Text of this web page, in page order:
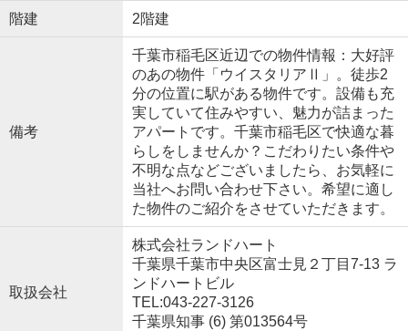
階建 2階建
備考
千葉市稲毛区近辺での物件情報：大好評
のあの物件「ウイスタリアⅡ」。徒歩2
分の位置に駅がある物件です。設備も充
実していて住みやすい、魅力が詰まった
アパートです。千葉市稲毛区で快適な暮
らしをしませんか？こだわりたい条件や
不明な点などございましたら、お気軽に
当社へお問い合わせ下さい。希望に適し
た物件のご紹介をさせていただきます。
取扱会社
株式会社ランドハート
千葉県千葉市中央区富士見２丁目7-13 ラ
ンドハートビル
TEL:043-227-3126
千葉県知事 (6) 第013564号